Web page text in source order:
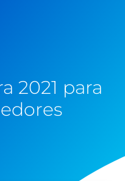
2021 para